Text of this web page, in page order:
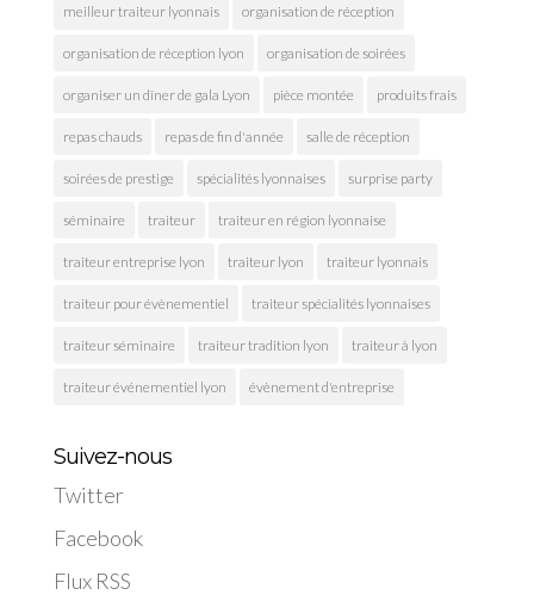
meilleur traiteur lyonnais organisation de réception
organisation de réception lyon organisation de soirées
organiser un dîner de gala Lyon pièce montée produits frais
repas chauds repas de fin d'année salle de réception
soirées de prestige spécialités lyonnaises surprise party
séminaire traiteur traiteur en région lyonnaise
traiteur entreprise lyon traiteur lyon traiteur lyonnais
traiteur pour évènementiel traiteur spécialités lyonnaises
traiteur séminaire traiteur tradition lyon traiteur à lyon
traiteur événementiel lyon évènement d'entreprise
Suivez-nous
Twitter
Facebook
Flux RSS